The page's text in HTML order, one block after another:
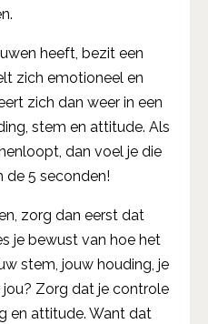
heeft, bezit een
zich emotioneel en
zich dan weer in een
stem en attitude. Als
dan voel je die
de 5 seconden!
zorg dan eerst dat
je bewust van hoe het
stem, jouw houding, je
Zorg dat je controle
en attitude. Want dat